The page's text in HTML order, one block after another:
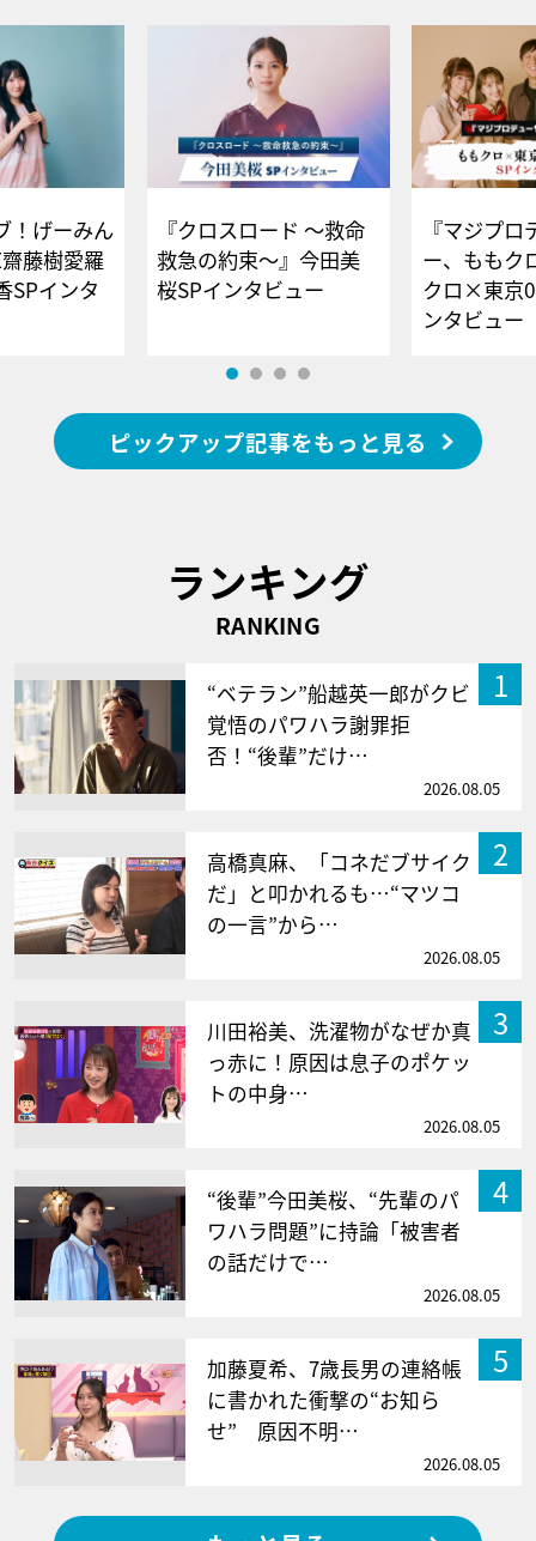
！げーみん
藤樹愛羅
SPインタ
『クロスロード ～救命
救急の約束～』今田美
桜SPインタビュー
『マジプロ
ー、ももク
クロ×東京
ンタビュー
ピックアップ記事をもっと見る
ランキング
RANKING
1
“ベテラン”船越英一郎がクビ
覚悟のパワハラ謝罪拒
否！“後輩”だけ…
2026.08.05
2
高橋真麻、「コネだブサイク
だ」と叩かれるも…“マツコ
の一言”から…
2026.08.05
3
川田裕美、洗濯物がなぜか真
っ赤に！原因は息子のポケッ
トの中身…
2026.08.05
4
“後輩”今田美桜、“先輩のパ
ワハラ問題”に持論「被害者
の話だけで…
2026.08.05
5
加藤夏希、7歳長男の連絡帳
に書かれた衝撃の“お知ら
せ” 原因不明…
2026.08.05